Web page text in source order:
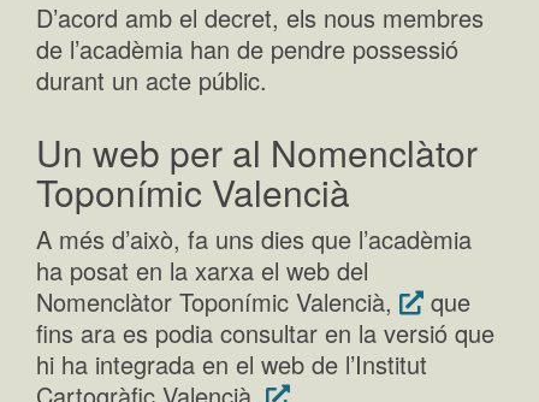
D’acord amb el decret, els nous membres
de l’acadèmia han de pendre possessió
durant un acte públic.
Un web per al Nomenclàtor
Toponímic Valencià
A més d’això, fa uns dies que l’acadèmia
ha posat en la xarxa el web del
Nomenclàtor Toponímic Valencià,
que
fins ara es podia consultar en la versió que
hi ha integrada en el web de l’Institut